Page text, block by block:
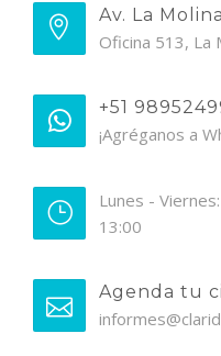
Av. La
Oficina 513, La
+51
¡Agréganos a
Lunes -
13:00
Agenda tu